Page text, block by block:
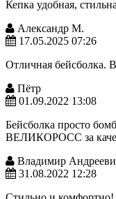
Кепка удобная,
Александр М.
17.05.2025 07:26
Отличная бейсболка.
Пётр
01.09.2022 13:08
Бейсболка просто
ВЕЛИКОРОСС за
Владимир
31.08.2022 12:28